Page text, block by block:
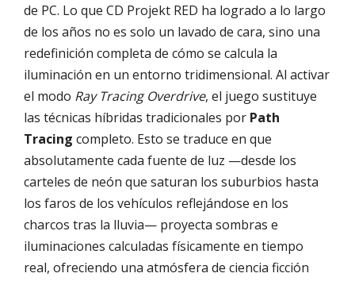
de PC. Lo que CD Projekt RED ha logrado a lo largo
de los años no es solo un lavado de cara, sino una
redefinición completa de cómo se calcula la
iluminación en un entorno tridimensional. Al activar
el modo Ray Tracing Overdrive, el juego sustituye
las técnicas híbridas tradicionales por Path
Tracing completo. Esto se traduce en que
absolutamente cada fuente de luz —desde los
carteles de neón que saturan los suburbios hasta
los faros de los vehículos reflejándose en los
charcos tras la lluvia— proyecta sombras e
iluminaciones calculadas físicamente en tiempo
real, ofreciendo una atmósfera de ciencia ficción